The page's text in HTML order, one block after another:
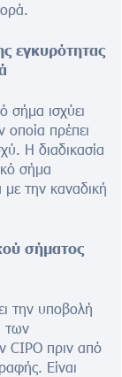
εγκυρότητας
σήμα ισχύει
οποία πρέπει
Η διαδικασία
σήμα
με την καναδική
σήματος
την υποβολή
των
CIPO πριν από
Είναι